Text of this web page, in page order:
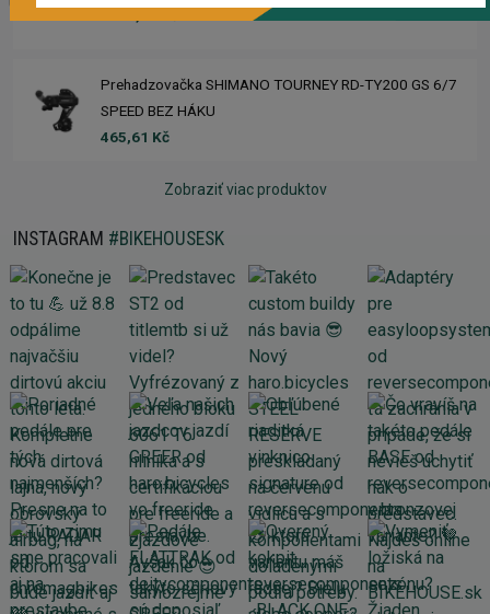
Prehadzovačka SHIMANO TOURNEY RD-TY200 GS 6/7
SPEED BEZ HÁKU
465,61 Kč
Zobraziť viac produktov
INSTAGRAM #BIKEHOUSESK